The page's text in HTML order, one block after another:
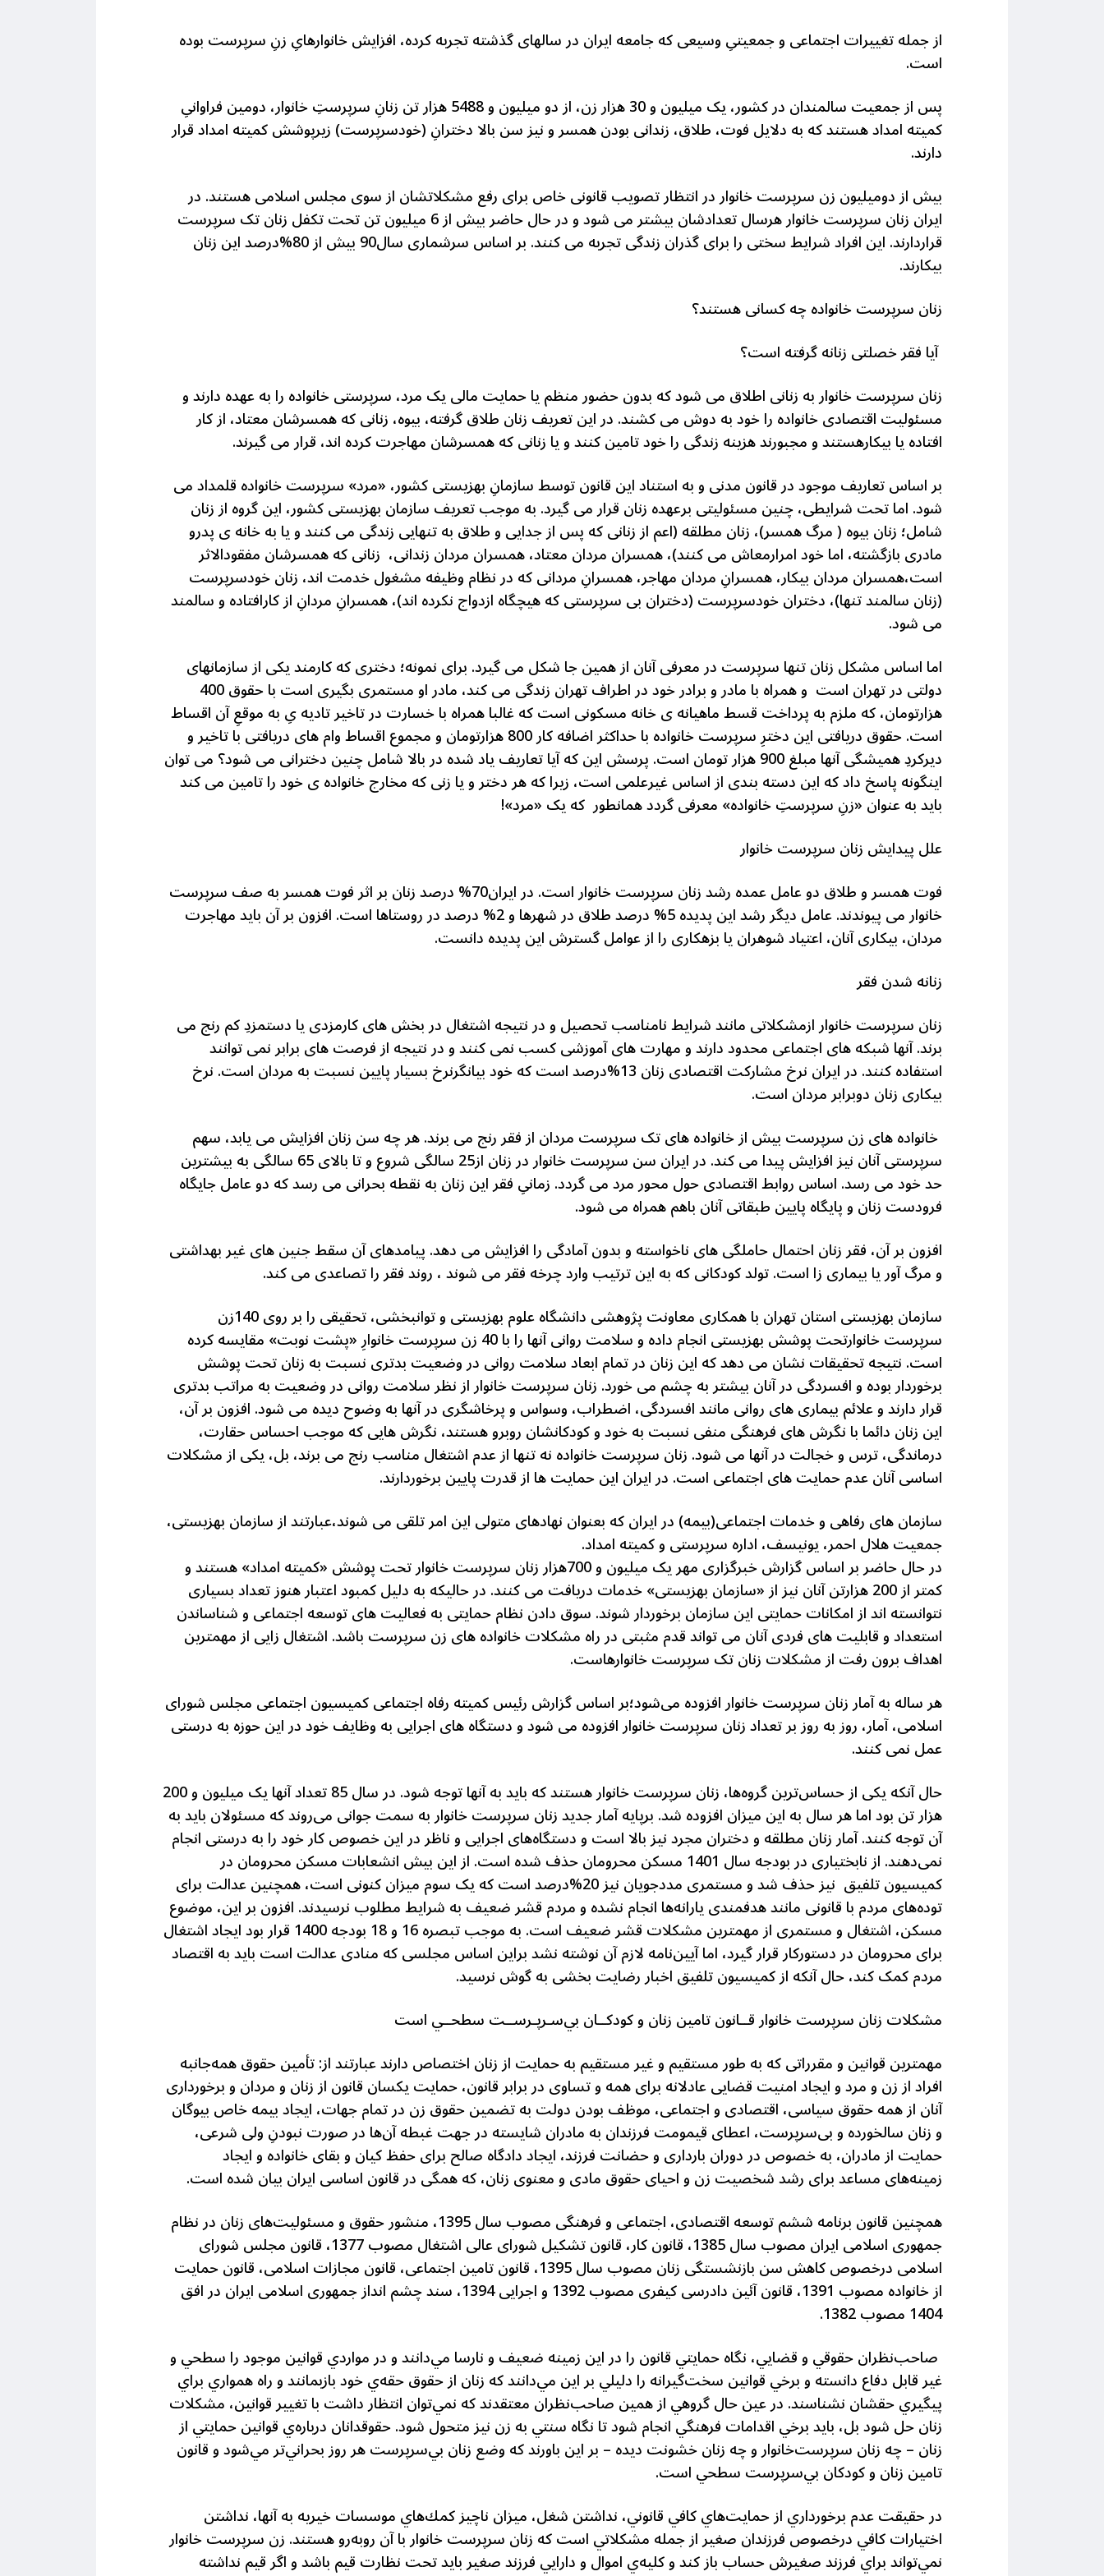
از جمله تغییرات اجتماعی و جمعیتیِ وسیعی که جامعه ایران در سالهای گذشته تجربه کرده، افزایش خانوارهایِ زنِ سرپرست بوده
است.
پس از جمعیت سالمندان در کشور، یک میلیون و 30 هزار زن، از دو میلیون و 5488 هزار تن زنانِ سرپرستِ خانوار، دومین فراوانیِ
کمیته امداد هستند که به دلایل فوت، طلاق، زندانی بودن همسر و نیز سن بالا دخترانِ (خودسرپرست) زیرپوشش کمیته امداد قرار
دارند.
بیش از دومیلیون زن سرپرست خانوار در انتظار تصویب قانونی خاص برای رفع مشکلاتشان از سوی مجلس اسلامی هستند.در
ایران زنان سرپرست خانوار هرسال تعدادشان بیشتر می شود و در حال حاضر بیش از 6 میلیون تن تحت تکفل زنان تک سرپرست
قراردارند. این افراد شرایط سختی را برای گذران زندگی تجربه می کنند. بر اساس سرشماری سال90 بیش از 80%درصد این زنان
بیکارند.
زنان سرپرست خانواده چه کسانی هستند؟
آیا فقر خصلتی زنانه گرفته است؟
زنان سرپرست خانوار به زنانی اطلاق می شود که بدون حضور منظم یا حمایت مالی یک مرد، سرپرستی خانواده را به عهده دارند و
مسئولیت اقتصادی خانواده را خود به دوش می کشند. در این تعریف زنان طلاق گرفته، بیوه، زنانی که همسرشان معتاد، از کار
افتاده یا بیکارهستند و مجبورند هزینه زندگی را خود تامین کنند و یا زنانی که همسرشان مهاجرت کرده اند، قرار می گیرند.
بر اساس تعاریف موجود در قانون مدنی و به استناد این قانون توسط سازمانِ بهزیستی کشور، «مرد» سرپرست خانواده قلمداد می
شود. اما تحت شرایطی، چنین مسئولیتی برعهده زنان قرار می گیرد. به موجب تعریف سازمان بهزیستی کشور، این گروه از زنان
شامل؛ زنان بیوه ( مرگ همسر)، زنان مطلقه (اعم از زنانی که پس از جدایی و طلاق به تنهایی زندگی می کنند و یا به خانه ی پدرو
مادری بازگشته، اما خود امرارمعاش می کنند)، همسران مردان معتاد، همسران مردان زندانی، زنانی که همسرشان مفقودالاثر
است،همسران مردان بیکار، همسرانِ مردان مهاجر، همسرانِ مردانی که در نظام وظیفه مشغول خدمت اند، زنان خودسرپرست
(زنان سالمند تنها)، دختران خودسرپرست (دختران بی سرپرستی که هیچگاه ازدواج نکرده اند)، همسرانِ مردانِ از کارافتاده و سالمند
می شود.
اما اساس مشکل زنان تنها سرپرست در معرفی آنان از همین جا شکل می گیرد. برای نمونه؛ دختری که کارمند یکی از سازمانهای
دولتی در تهران است و همراه با مادر و برادر خود در اطراف تهران زندگی می کند، مادر او مستمری بگیری است با حقوق 400
هزارتومان، که ملزم به پرداخت قسط ماهیانه ی خانه مسکونی است که غالبا همراه با خسارت در تاخیر تادیه یِ به موقعِ آن اقساط
است. حقوق دریافتی این دخترِ سرپرست خانواده با حداکثر اضافه کار 800 هزارتومان و مجموع اقساط وام های دریافتی با تاخیر و
دیرکردِ همیشگی آنها مبلغ 900 هزار تومان است. پرسش این که آیا تعاریف یاد شده در بالا شامل چنین دخترانی می شود؟ می توان
اینگونه پاسخ داد که این دسته بندی از اساس غیرعلمی است، زیرا که هر دختر و یا زنی که مخارج خانواده ی خود را تامین می کند
باید به عنوان «زنِ سرپرستِ خانواده» معرفی گردد همانطور که یک «مرد»!
علل پیدایش زنان سرپرست خانوار
فوت همسر و طلاق دو عامل عمده رشد زنان سرپرست خانوار است. در ایران70% درصد زنان بر اثر فوت همسر به صف سرپرست
خانوار می پیوندند. عامل دیگر رشد این پدیده 5% درصد طلاق در شهرها و 2% درصد در روستاها است. افزون بر آن باید مهاجرت
مردان، بیکاری آنان، اعتیاد شوهران یا بزهکاری را از عوامل گسترش این پدیده دانست.
زنانه شدن فقر
زنان سرپرست خانوار ازمشکلاتی مانند شرایط نامناسب تحصیل و در نتیجه اشتغال در بخش های کارمزدی یا دستمزدِ کم رنج می
برند. آنها شبکه های اجتماعی محدود دارند و مهارت های آموزشی کسب نمی کنند و در نتیجه از فرصت های برابر نمی توانند
استفاده کنند. در ایران نرخ مشارکت اقتصادی زنان 13%درصد است که خود بیانگرنرخ بسیار پایین نسبت به مردان است. نرخ
بیکاری زنان دوبرابر مردان است.
خانواده های زن سرپرست بیش از خانواده های تک سرپرست مردان از فقر رنج می برند. هر چه سن زنان افزایش می یابد، سهم
سرپرستی آنان نیز افزایش پیدا می کند. در ایران سن سرپرست خانوار در زنان از25 سالگی شروع و تا بالای 65 سالگی به بیشترین
حد خود می رسد. اساس روابط اقتصادی حول محور مرد می گردد. زمانیِ فقر این زنان به نقطه بحرانی می رسد که دو عامل جایگاه
فرودست زنان و پایگاه پایین طبقاتی آنان باهم همراه می شود.
افزونبر آن، فقر زنان احتمال حاملگی های ناخواسته و بدون آمادگی را افزایش می دهد. پیامدهای آن سقط جنین های غیر بهداشتی
و مرگ آور یا بیماری زا است. تولد کودکانی که به این ترتیب وارد چرخه فقر می شوند ، روند فقر را تصاعدی می کند.
سازمان بهزیستی استان تهران با همکاری معاونت پژوهشی دانشگاه علوم بهزیستی و توانبخشی، تحقیقی را بر روی 140زن
سرپرست خانوارتحت پوشش بهزیستی انجام داده و سلامت روانی آنها را با 40 زن سرپرست خانوارِ «پشت نوبت» مقایسه کرده
است. نتیجه تحقیقات نشان می دهد که این زنان در تمام ابعاد سلامت روانی در وضعیت بدتری نسبت به زنان تحت پوشش
برخوردار بوده و افسردگی در آنان بیشتر به چشم می خورد. زنان سرپرست خانوار از نظر سلامت روانی در وضعیت به مراتب بدتری
قرار دارند و علائم بیماری های روانی مانند افسردگی، اضطراب، وسواس و پرخاشگری در آنها به وضوح دیده می شود. افزون بر آن،
این زنان دائما با نگرش های فرهنگی منفی نسبت به خود و کودکانشان روبرو هستند، نگرش هایی که موجب احساس حقارت،
درماندگی، ترس و خجالت در آنها می شود. زنان سرپرست خانواده نه تنها از عدم اشتغال مناسب رنج می برند، بل، یکی از مشکلات
اساسی آنان عدم حمایت های اجتماعی است. در ایران این حمایت ها از قدرت پایین برخوردارند.
سازمان های رفاهی و خدمات اجتماعی(بیمه) در ایران که بعنوان نهادهای متولی این امر تلقی می شوند،عبارتند از سازمان بهزیستی،
جمعیت هلال احمر، یونیسف، اداره سرپرستی و کمیته امداد.
در حال حاضر بر اساس گزارش خبرگزاری مهر یک میلیون و 700هزار زنان سرپرست خانوار تحت پوشش «کمیته امداد» هستند و
کمتر از 200 هزارتن آنان نیز از «سازمان بهزیستی» خدمات دریافت می کنند. در حالیکه به دلیل کمبود اعتبار هنوز تعداد بسیاری
نتوانسته اند از امکانات حمایتی این سازمان برخوردار شوند. سوق دادن نظام حمایتی به فعالیت های توسعه اجتماعی و شناساندن
استعداد و قابلیت های فردی آنان می تواند قدم مثبتی درراهمشکلات خانواده های زن سرپرست باشد. اشتغال زایی از مهمترین
اهداف برون رفت از مشکلات زنان تک سرپرست خانوارهاست.
هر ساله به آمار زنان سرپرست خانوار افزوده می‌شود؛بر اساس گزارش رئیس کمیته رفاه اجتماعی کمیسیون اجتماعی مجلس شورای
اسلامی، آمار، روز به روز بر تعداد زنان سرپرست خانوار افزوده می شود و دستگاه های اجرایی به وظایف خود در این حوزه به درستی
عمل نمی کنند.
حال آنکه یکی از حساس‌ترین گروه‌ها، زنان سرپرست خانوار هستند که باید به آنها توجه شود. در سال 85 تعداد آنها یک میلیون و 200
هزار تن بود اما هر سال به این میزان افزوده شد. برپایه آمار جدید زنان سرپرست خانوار به سمت جوانی می‌روند که مسئولان باید به
آن توجه کنند. آمار زنان مطلقه و دختران مجرد نیز بالا است و دستگاه‌های اجرایی و ناظر در این خصوص کار خود را به درستی انجام
نمی‌دهند. از نابختیاری در بودجه سال 1401 مسکن محرومان حذف شده است. از این بیش انشعابات مسکن محرومان در
کمیسیون تلفیق نیز حذف شد و مستمری مددجویان نیز 20%درصد است که یک سوم میزان کنونی است، همچنین عدالت برای
توده‌های مردم با قانونی مانند هدفمندی یارانه‌ها انجام نشده و مردم قشر ضعیف به شرایط مطلوب نرسیدند. افزون بر این،موضوع
مسکن، اشتغال و مستمری از مهمترین مشکلات قشر ضعیف است. به موجب تبصره 16 و 18 بودجه 1400 قرار بود ایجاد اشتغال
برای محرومان در دستورکار قرار گیرد، اما آیین‌نامه لازم آن نوشته نشد براین اساس مجلسی که منادی عدالت است باید به اقتصاد
مردم کمک کند، حال آنکه از کمیسیون تلفیق اخبار رضایت بخشی به گوش نرسید.
مشكلات زنان سرپرست خانوارقــانون تامين زنان و كودكــان بي‌سـرپـرســت سطحــي است
مهمترین قوانین و مقرراتی که به طور مستقیم و غیر مستقیم به حمایت از زنان اختصاص دارند عبارتند از: تأمین حقوق همه‌جانبه
افراد از زن و مرد و ایجاد امنیت قضایی عادلانه برای همه و تساوی در برابر قانون، حمایت یکسان قانون از زنان و مردان و برخورداری
آنان از همه حقوق سیاسی، اقتصادی و اجتماعی، موظف بودن دولت به تضمین حقوق زن در تمام جهات، ایجاد بیمه خاص بیوگان
و زنان سالخورده و بی‌سرپرست، اعطای قیمومت فرزندان به مادران شایسته در جهت غبطه آن‌ها در صورت نبودنِ ولی شرعی،
حمایت از مادران، به خصوص در دوران بارداری و حضانت فرزند، ایجاد دادگاه صالح برای حفظ کیان و بقای خانواده و ایجاد
زمینه‌های مساعد برای رشد شخصیت زن و احیای حقوق مادی و معنوی زنان، که همگی در قانون اساسی ایران بیان شده است.
همچنین قانون برنامه ششم توسعه اقتصادی، اجتماعی و فرهنگی مصوب سال 1395، منشور حقوق و مسئولیت‌های زنان در نظام
جمهوری اسلامی ایران مصوب سال 1385، قانون کار، قانون تشکیل شورای عالی اشتغال مصوب 1377، قانون مجلس شورای
اسلامی درخصوص کاهش سن بازنشستگی زنان مصوب سال 1395، قانون تامین اجتماعی، قانون مجازات اسلامی، قانون حمایت
از خانواده مصوب 1391، قانون آئین دادرسی کیفری مصوب 1392 و اجرایی 1394، سند چشم انداز جمهوری اسلامی ایران در افق
1404 مصوب 1382.
صاحب‌نظران حقوقي و قضايي، نگاه حمايتي قانون را در اين زمينه ضعيف و نارسا مي‌دانند و در مواردي قوانين موجود را سطحي و
غير قابل دفاع دانسته و برخي قوانين سخت‌گيرانه را دليلي بر اين مي‌دانند كه زنان از حقوق حقه‌ي خود بازبمانند و راه همواري براي
پيگيري حقشان نشناسند. در عين حال گروهي از همين صاحب‌نظران معتقدند كه نمي‌توان انتظار داشت با تغيير قوانين، مشكلات
زنان حل شود بل، بايد برخي اقدامات فرهنگي انجام شود تا نگاه سنتي به زن نيز متحول شود. حقوقدانان درباره‌ي قوانين حمايتي از
زنان – چه زنان سرپرست‌خانوار و چه زنان خشونت ديده – بر اين باورند كه وضع زنان بي‌سرپرست هر روز بحراني‌تر مي‌شود و قانون
تامين زنان و كودكان بي‌سرپرست سطحي است.
در حقیقت عدم برخورداري از حمايت‌هاي كافي قانوني، نداشتن شغل، ميزان ناچيز كمك‌هاي موسسات خيريه به آنها، نداشتن
اختيارات كافي درخصوص فرزندان صغير از جمله مشكلاتي است كه زنان سرپرست خانوار با آن روبه‌رو هستند. زن سرپرست خانوار
نمي‌تواند براي فرزند صغيرش حساب باز كند و كليه‌ي اموال و دارايي فرزند صغير بايد تحت نظارت قيم باشد و اگر قيم نداشته